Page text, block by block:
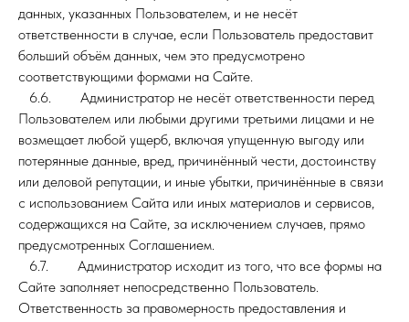
данных, указанных Пользователем, и не несёт
ответственности в случае, если Пользователь предоставит
больший объём данных, чем это предусмотрено
соответствующими формами на Сайте.
6.6. Администратор не несёт ответственности перед
Пользователем или любыми другими третьими лицами и не
возмещает любой ущерб, включая упущенную выгоду или
потерянные данные, вред, причинённый чести, достоинству
или деловой репутации, и иные убытки, причинённые в связи
с использованием Сайта или иных материалов и сервисов,
содержащихся на Сайте, за исключением случаев, прямо
предусмотренных Соглашением.
6.7. Администратор исходит из того, что все формы на
Сайте заполняет непосредственно Пользователь.
Ответственность за правомерность предоставления и